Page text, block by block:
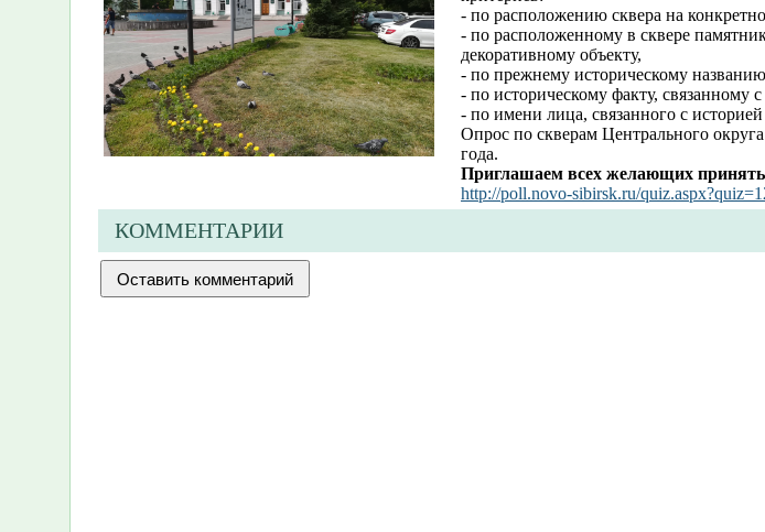
- по расположению сквера на
- по расположенному в сквере
декоративному объекту,
- по прежнему историческому
- по историческому факту, связанному
- по имени лица, связанного с историей
Опрос по скверам Центрального
года.
Приглашаем всех желающих принять
http://poll.novo-sibirsk.ru/
КОММЕНТАРИИ